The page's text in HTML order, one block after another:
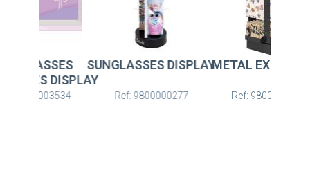
DISPLAY
2600003534
SUNGLASSES DISPLAY
Ref: 9800000277
METAL
Ref: 9800000287